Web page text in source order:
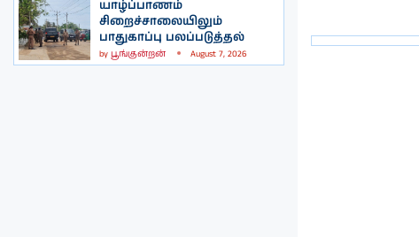
யாழ்ப்பாணம்
சிறைச்சாலையிலும்
பாதுகாப்பு பலப்படுத்தல்
by பூங்குன்றன் August 7, 2026